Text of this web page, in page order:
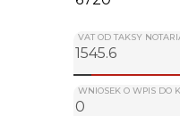
VAT OD TAKSY
WNIOSEK O WPIS DO